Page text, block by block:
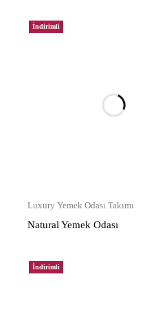
İndirimli
Luxury Yemek Odası Takımı
Natural Yemek Odası
İndirimli